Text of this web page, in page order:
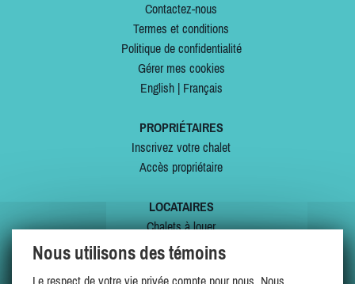
Contactez-nous
Termes et conditions
Politique de confidentialité
Gérer mes cookies
English| Français
PROPRIÉTAIRES
Inscrivez votre chalet
Accès propriétaire
LOCATAIRES
Chalets à louer
Chalets à vendre
Nous utilisons des témoins
Le respect de votre vie privée compte pour nous. Nous